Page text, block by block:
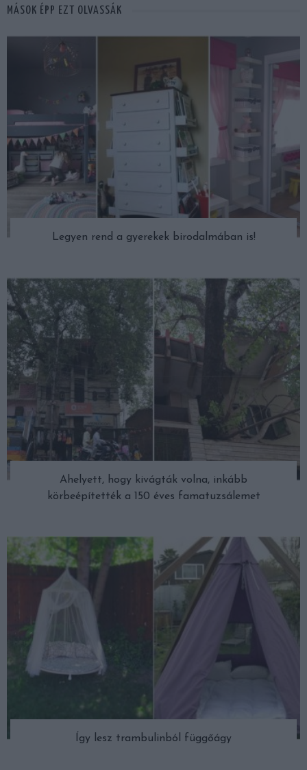
MÁSOK ÉPP EZT OLVASSÁK
Legyen rend a gyerekek birodalmában is!
Ahelyett, hogy kivágták volna, inkább
körbeépítették a 150 éves famatuzsálemet
Így lesz trambulinból függőágy